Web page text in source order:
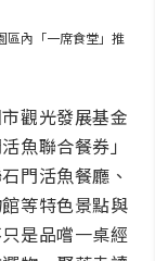
區內「一席食堂」推
觀光發展基金
魚聯合餐券」
門活魚餐廳、
等特色景點與
是品嚐一桌經